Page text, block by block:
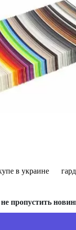
в украине
пропустить